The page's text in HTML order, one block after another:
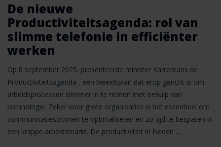
De nieuwe
Productiviteitsagenda: rol van
slimme telefonie in efficiënter
werken
Op 8 september 2025, presenteerde minister Karremans de
Productiviteitsagenda , een beleidsplan dat erop gericht is om
arbeidsprocessen slimmer in te richten met behulp van
technologie. Zeker voor grote organisaties is het essentieel om
communicatiestromen te optimaliseren en zo tijd te besparen in
een krappe arbeidsmarkt. De productiviteit in Nederl …